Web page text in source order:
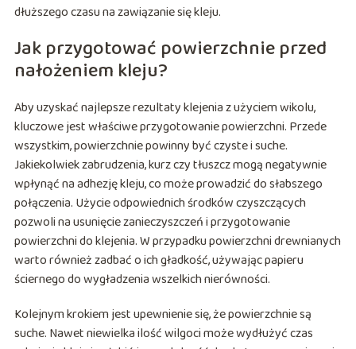
dłuższego czasu na zawiązanie się kleju.
Jak przygotować powierzchnie przed
nałożeniem kleju?
Aby uzyskać najlepsze rezultaty klejenia z użyciem wikolu,
kluczowe jest właściwe przygotowanie powierzchni. Przede
wszystkim, powierzchnie powinny być czyste i suche.
Jakiekolwiek zabrudzenia, kurz czy tłuszcz mogą negatywnie
wpłynąć na adhezję kleju, co może prowadzić do słabszego
połączenia. Użycie odpowiednich środków czyszczących
pozwoli na usunięcie zanieczyszczeń i przygotowanie
powierzchni do klejenia. W przypadku powierzchni drewnianych
warto również zadbać o ich gładkość, używając papieru
ściernego do wygładzenia wszelkich nierówności.
Kolejnym krokiem jest upewnienie się, że powierzchnie są
suche. Nawet niewielka ilość wilgoci może wydłużyć czas